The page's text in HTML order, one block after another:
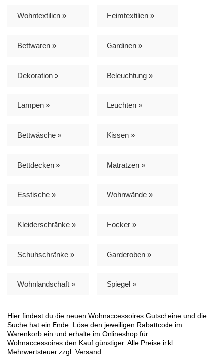
Wohntextilien » Heimtextilien »
Bettwaren » Gardinen »
Dekoration » Beleuchtung »
Lampen » Leuchten »
Bettwäsche » Kissen »
Bettdecken » Matratzen »
Esstische » Wohnwände »
Kleiderschränke » Hocker »
Schuhschränke » Garderoben »
Wohnlandschaft » Spiegel »
Hier findest du die neuen Wohnaccessoires Gutscheine und die
Suche hat ein Ende. Löse den jeweiligen Rabattcode im
Warenkorb ein und erhalte im Onlineshop für
Wohnaccessoires den Kauf günstiger. Alle Preise inkl.
Mehrwertsteuer zzgl. Versand.